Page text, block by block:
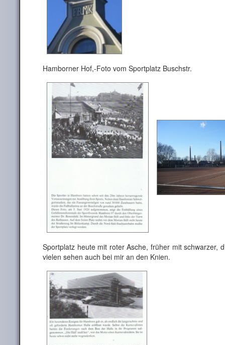
Hamborner Hof,-Foto vom Sportplatz Buschstr.
Sportplatz heute mit roter Asche, früher mit schwarzer,
vielen sehen auch bei mir an den Knien.